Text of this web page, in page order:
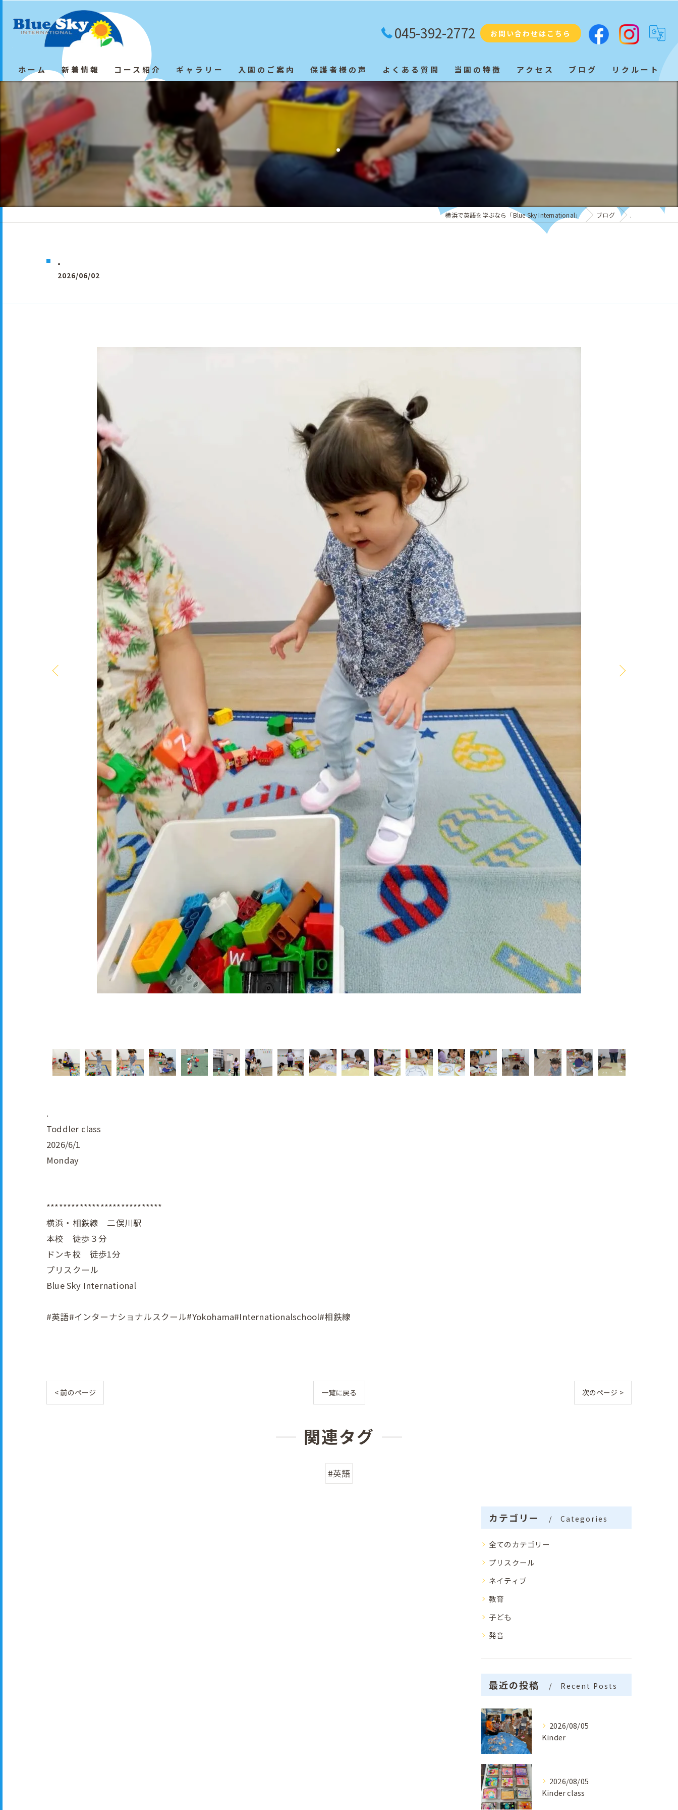
045-392-2772 お問い合わせはこちら
ホーム 新着情報 コース紹介 ギャラリー 入園のご案内 保護者様の声 よくある質問
英検合格者
当園の特徴
プリスクール
ネイティブ
教育
アクセス ブログ リクルート
.
横浜で英語を学ぶなら「Blue Sky International」 ブログ .
.
2026/06/02
.
Toddler class
2026/6/1
Monday
****************************
横浜・相鉄線 二俣川駅
本校 徒歩３分
ドンキ校 徒歩1分
プリスクール
Blue Sky International
#英語#インターナショナルスクール#Yokohama#Internationalschool#相鉄線
< 前のページ 一覧に戻る 次のページ >
関連タグ
#英語
カテゴリー Categories
全てのカテゴリー
プリスクール
ネイティブ
教育
子ども
発音
最近の投稿 Recent Posts
2026/08/05
Kinder
2026/08/05
Kinder class